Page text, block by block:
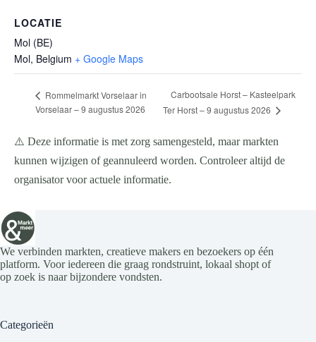
LOCATIE
Mol (BE)
Mol, Belgium + Google Maps
Rommelmarkt Vorselaar in
Vorselaar – 9 augustus 2026
Carbootsale Horst – Kasteelpark
Ter Horst – 9 augustus 2026
⚠️ Deze informatie is met zorg samengesteld, maar markten
kunnen wijzigen of geannuleerd worden. Controleer altijd de
organisator voor actuele informatie.
We verbinden markten, creatieve makers en bezoekers op één
platform. Voor iedereen die graag rondstruint, lokaal shopt of
op zoek is naar bijzondere vondsten.
Categorieën